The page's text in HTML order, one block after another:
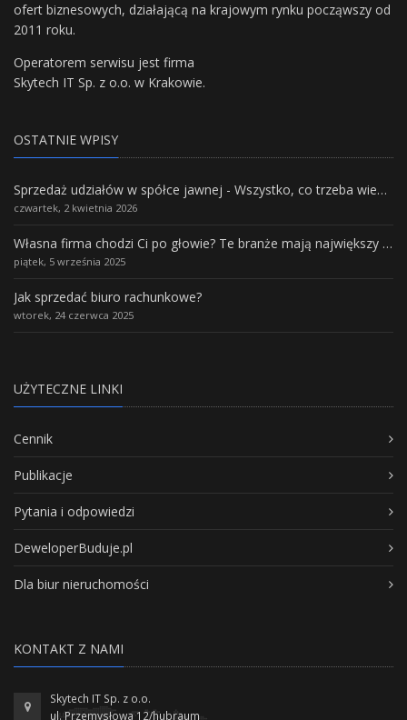
ofert biznesowych, działającą na krajowym rynku począwszy od
2011 roku.
Operatorem serwisu jest firma
Skytech IT Sp. z o.o. w Krakowie.
OSTATNIE WPISY
Sprzedaż udziałów w spółce jawnej - Wszystko, co trzeba wiedzieć.
czwartek, 2 kwietnia 2026
Własna firma chodzi Ci po głowie? Te branże mają największy potencjał rozwoju
piątek, 5 września 2025
Jak sprzedać biuro rachunkowe?
wtorek, 24 czerwca 2025
UŻYTECZNE LINKI
Cennik
Publikacje
Pytania i odpowiedzi
DeweloperBuduje.pl
Dla biur nieruchomości
KONTAKT Z NAMI
Skytech IT Sp. z o.o.
ul. Przemysłowa 12/hubraum